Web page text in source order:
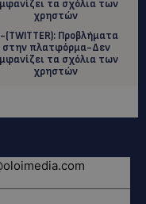
(TWITTER): Προβλήματα
στην πλατφόρμα-Δεν
τα σχόλια των
χρηστών